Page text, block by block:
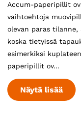
Accum-paperipillit
vaihtoehtoja
olevan paras tilanne,
koska tietyissä
esimerkiksi
paperipillit ov...
Näytä lisää